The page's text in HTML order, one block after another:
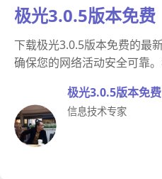
极光3.0.5版本免费
下载极光3.0.5版本免费的最
确保您的网络活动安全可靠
极光3.0.5版本免费
信息技术专家